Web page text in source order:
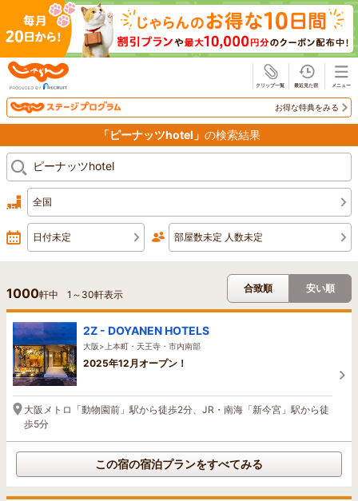
お得な特典をみる
「ピーナッツhotel」 の検索結果
全国
日付未定 部屋数未定 人数未定
1000軒中 1 ～ 30軒表示
合致順 安い順
2Z - DOYANEN HOTELS
大阪>上本町・天王寺・市内南部
2025年12月オープン！
大阪メトロ「動物園前」駅から徒歩2分、JR・南海「新今宮」駅から徒
歩5分
この宿の宿泊プランをすべてみる